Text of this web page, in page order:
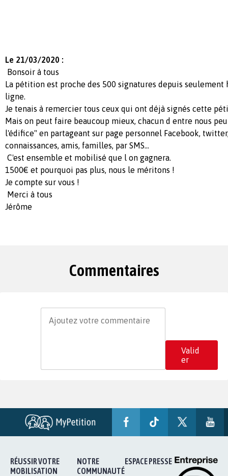
Le 21/03/2020 :
Bonsoir à tous
La pétition est proche des 500 signatures depuis seulement
ligne.
Je tenais à remercier tous ceux qui ont déjà signés cette
Mais on peut faire beaucoup mieux, chacun d entre nous
l'édifice" en partageant sur page personnel Facebook,
connaissances, amis, familles, par SMS...
C'est ensemble et mobilisé que l on gagnera.
1500€ et pourquoi pas plus, nous le méritons !
Je compte sur vous !
Merci à tous
Jérôme
Commentaires
Valid
er
RÉUSSIR VOTRE
MOBILISATION
NOTRE
COMMUNAUTÉ
ESPACE PRESSE